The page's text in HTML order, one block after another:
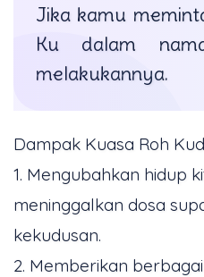
Jika kamu
Ku dalam
melakukannya.
Dampak Kuasa Roh
1. Mengubahkan hidup
meninggalkan dosa
kekudusan.
2. Memberikan